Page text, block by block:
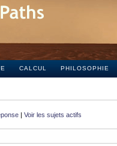
CALCUL PHILOSOPHIE
| Voir les sujets actifs